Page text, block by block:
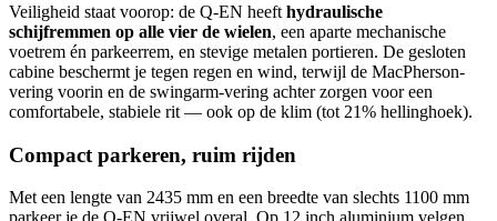
Veiligheid staat voorop: de Q-EN heeft hydraulische
schijfremmen op alle vier de wielen, een aparte mechanische
voetrem én parkeerrem, en stevige metalen portieren. De gesloten
cabine beschermt je tegen regen en wind, terwijl de MacPherson-
vering voorin en de swingarm-vering achter zorgen voor een
comfortabele, stabiele rit — ook op de klim (tot 21% hellinghoek).
Compact parkeren, ruim rijden
Met een lengte van 2435 mm en een breedte van slechts 1100 mm